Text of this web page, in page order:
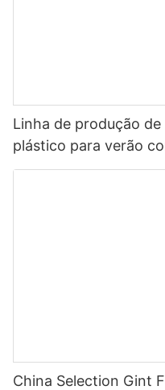
Linha de produção
plástico para verão
Seleção Garrafa de
China Selection Gint